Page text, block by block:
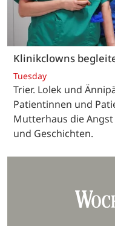
Klinikclowns
Tuesday
Trier. Lolek und
Patientinnen und
Mutterhaus die
und Geschichten.